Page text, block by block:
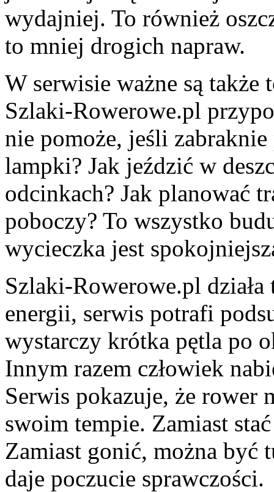
wydajniej. To również
to mniej drogich napraw.
W serwisie ważne są także
Szlaki-Rowerowe.pl
nie pomoże, jeśli
lampki? Jak jeździć w
odcinkach? Jak planować
poboczy? To wszystko
wycieczka jest
Szlaki-Rowerowe.pl
energii, serwis potrafi
wystarczy krótka pętla po
Innym razem człowiek
Serwis pokazuje, że rower
swoim tempie. Zamiast
Zamiast gonić, można być
daje poczucie sprawczości.